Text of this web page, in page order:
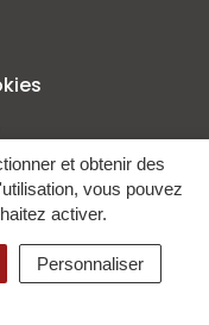
et obtenir des
vous pouvez
activer.
Personnaliser